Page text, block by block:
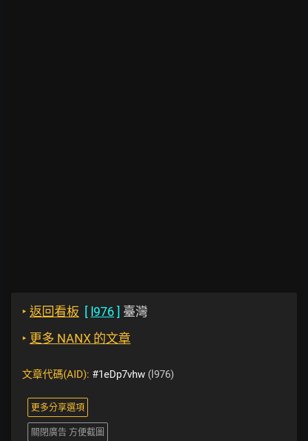
‣ 返回看板 [ l976] 臺灣
‣ 更多 NANX 的文章
文章代碼(AID): #1eDp7vhw (l976)
更多分享選項
關閉廣告 方便截圖